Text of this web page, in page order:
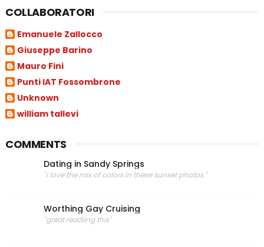
COLLABORATORI
Emanuele Zallocco
Giuseppe Barino
Mauro Fini
Punti IAT Fossombrone
Unknown
william tallevi
COMMENTS
Dating in Sandy Springs
"i love the mix of colors in these sunset photos."
Worthing Gay Cruising
"great readiing this"